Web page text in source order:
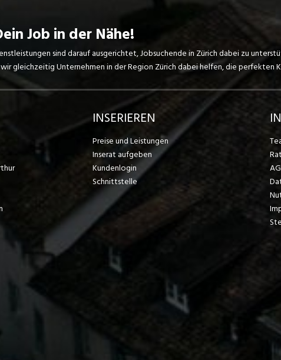
Job in der Nähe!
sind darauf ausgerichtet, Jobsuchende in Zürich dabei zu
gleichzeitig Unternehmen in der Region Zürich dabei helfen, die perfekten
INSERIEREN
Preise und Leistungen
Inserat aufgeben
Kundenlogin
Schnittstelle